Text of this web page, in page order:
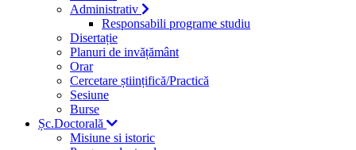
Administrativ
Responsabili programe studiu
Disertație
Planuri de invățământ
Orar
Cercetare științifică/Practică
Sesiune
Burse
Șc.Doctorală
Misiune si istoric